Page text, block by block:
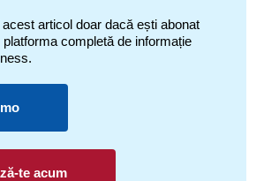
articol doar dacă ești abonat
completă de informație
te acum